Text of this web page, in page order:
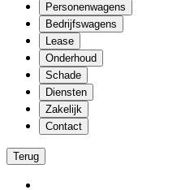
Personenwagens
Bedrijfswagens
Lease
Onderhoud
Schade
Diensten
Zakelijk
Contact
Terug